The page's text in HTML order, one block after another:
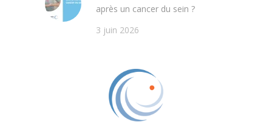
après un cancer du sein ?
3 juin 2026